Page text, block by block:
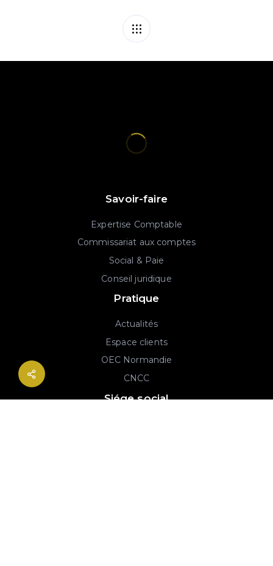
Savoir-faire
Expertise Comptable
Commissariat aux comptes
Social & Paie
Conseil juridique
Pratique
Actualités
Espace clients
OEC Normandie
CNCC
Siége social